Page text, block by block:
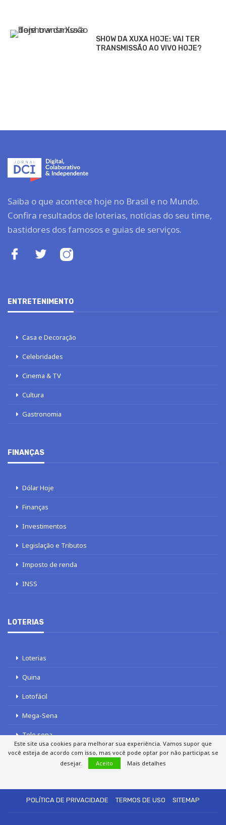
SHOW DA XUXA HOJE: VAI TER
TRANSMISSÃO AO VIVO HOJE?
Saiba o que acontece hoje no Brasil e no Mundo.
Confira resultados de loterias, notícias do seu time,
bastidores dos famosos e guias de serviços.
ENTRETENIMENTO
Casa e Decoração
Celebridades
Cinema & TV
Cultura
Gastronomia
FINANÇAS
Dólar Hoje
Finanças
Investimentos
Legislação e Tributos
Imposto de renda
INSS
LOTERIAS
Loterias
Quina
Lotofácil
Mega-Sena
Tele sena
POLÍTICA DE PRIVACIDADE
TERMOS DE USO SITEMAP
Este site usa cookies para melhorar sua experiência. Vamos supor que
você esteja de acordo com isso, mas você pode optar por não participar, se
desejar.
Aceito Mais detalhes